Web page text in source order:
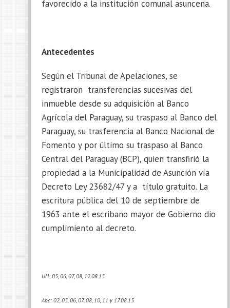
favorecido a la institución comunal asuncena.
Antecedentes
Según el Tribunal de Apelaciones, se
registraron transferencias sucesivas del
inmueble desde su adquisición al Banco
Agrícola del Paraguay, su traspaso al Banco del
Paraguay, su trasferencia al Banco Nacional de
Fomento y por último su traspaso al Banco
Central del Paraguay (BCP), quien transfirió la
propiedad a la Municipalidad de Asunción vía
Decreto Ley 23682/47 y a título gratuito. La
escritura pública del 10 de septiembre de
1963 ante el escribano mayor de Gobierno dio
cumplimiento al decreto.
UH: 05, 06, 07, 08, 12.08.15
Abc: 02, 05, 06, 07, 08, 10, 11 y 17.08.15